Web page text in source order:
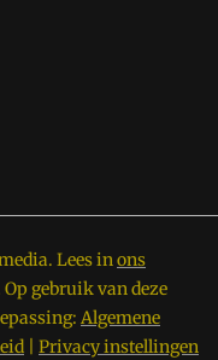
Lees inons
gebruik van deze
Algemene
Privacy instellingen